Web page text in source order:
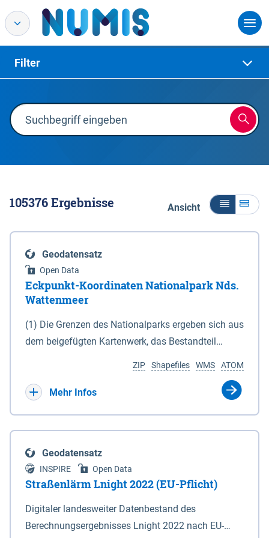
Filter
105376Ergebnisse Ansicht
Geodatensatz
Open Data
Eckpunkt-Koordinaten Nationalpark Nds.
Wattenmeer
(1) Die Grenzen des Nationalparks ergeben sich aus
dem beigefügten Kartenwerk, das Bestandteil
(DTK) im Maßstab 1 : 100 000 (Anlage 2), 2.
verkleinerte Amtliche Karte 1 : 5 000 (AK5) im
projizierte Koordinaten im Europäischen
Terrestrischen Referenzsystem 1989 (ETRS 89) mit
der Universalen Transversalen Mercator-Abbildung
bezogen auf die Zone 32 N (UTM 32N) dargestellt
(Anlage 4); Gleiches gilt für die geografischen
ATOM
WMS
Shapefiles
ZIP
Mehr Infos
Geodatensatz
INSPIRE Open Data
Straßenlärm Lnight 2022 (EU-Pflicht)
Digitaler landesweiter Datenbestand des
Berechnungsergebnisses Lnight 2022 nach EU-